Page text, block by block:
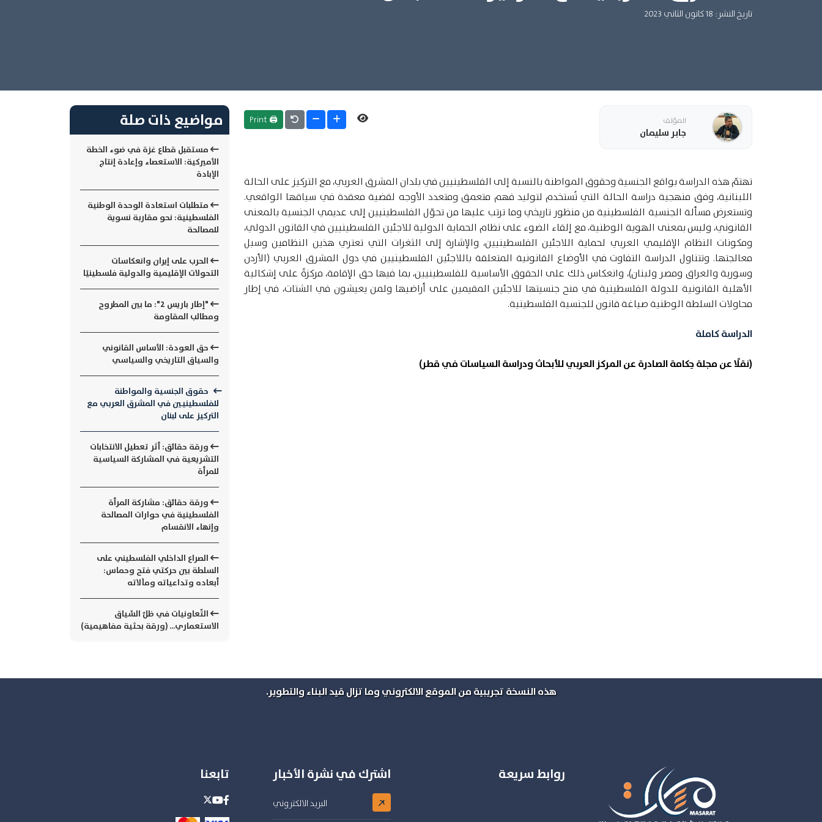
تاريخ النشر: 18 كانون الثاني 2023
المؤلف
جابر سليمان
🖨 Print
تهتمّ هذه الدراسة بواقع الجنسية وحقوق المواطنة بالنسبة إلى الفلسطينيين في بلدان المشرق العربي، مع التركيز على الحالة
اللبنانية، وفق منهجية دراسة الحالة التي تُستخدم لتوليد فهم متعمق ومتعدد الأوجه لقضية معقدة في سياقها الواقعي.
وتستعرض مسألة الجنسية الفلسطينية من منظور تاريخي وما ترتب عليها من تحوّل الفلسطينيين إلى عديمي الجنسية بالمعنى
القانوني، وليس بمعنى الهوية الوطنية، مع إلقاء الضوء على نظام الحماية الدولية للاجئين الفلسطينيين في القانون الدولي،
ومكونات النظام الإقليمي العربي لحماية اللاجئين الفلسطينيين، والإشارة إلى الثغرات التي تعتري هذين النظامين وسبل
معالجتها. وتتناول الدراسة التفاوت في الأوضاع القانونية المتعلقة باللاجئين الفلسطينيين في دول المشرق العربي (الأردن
وسورية والعراق ومصر ولبنان)، وانعكاس ذلك على الحقوق الأساسية للفلسطينيين، بما فيها حق الإقامة، مركزةً على إشكالية
الأهلية القانونية للدولة الفلسطينية في منح جنسيتها للاجئين المقيمين على أراضيها ولمن يعيشون في الشتات، في إطار
محاولات السلطة الوطنية صياغة قانون للجنسية الفلسطينية.
الدراسة كاملة
(نقلًا عن مجلة حِكامة الصادرة عن المركز العربي للأبحاث ودراسة السياسات في قطر)
مواضيع ذات صلة
مستقبل قطاع غزة في ضوء الخطة
الأميركية: الاستعصاء وإعادة إنتاج
الإبادة
متطلبات استعادة الوحدة الوطنية
الفلسطينية: نحو مقاربة نسوية
للمصالحة
الحرب على إيران وانعكاسات
التحولات الإقليمية والدولية فلسطينيًا
"إطار باريس 2": ما بين المطروح
ومطالب المقاومة
حق العودة: الأساس القانوني
والسياق التاريخي والسياسي
حقوق الجنسية والمواطنة
للفلسطينيين في المشرق العربي مع
التركيز على لبنان
ورقة حقائق: أثر تعطيل الانتخابات
التشريعية في المشاركة السياسية
للمرأة
ورقة حقائق: مشاركة المرأة
الفلسطينية في حوارات المصالحة
وإنهاء الانقسام
الصراع الداخلي الفلسطيني على
السلطة بين حركتي فتح وحماس:
أبعاده وتداعياته ومآلاته
التّعاونيات في ظلّ السِّياق
الاستعماري... (ورقة بحثية مفاهيمية)
هذه النسخة تجريبية من الموقع الالكتروني وما تزال قيد البناء والتطوير.
روابط سريعة اشترك في نشرة الأخبار تابعنا